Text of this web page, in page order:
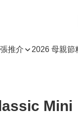
推介
2026 母親節
Mini